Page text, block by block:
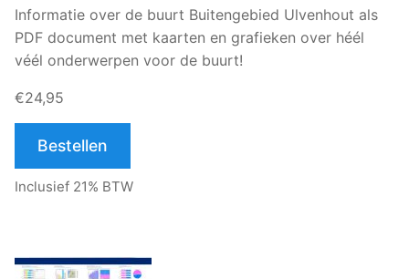
Informatie over de buurt Buitengebied Ulvenhout als
PDF document met kaarten en grafieken over héél
véél onderwerpen voor de buurt!
€24,95
Bestellen
Inclusief 21% BTW